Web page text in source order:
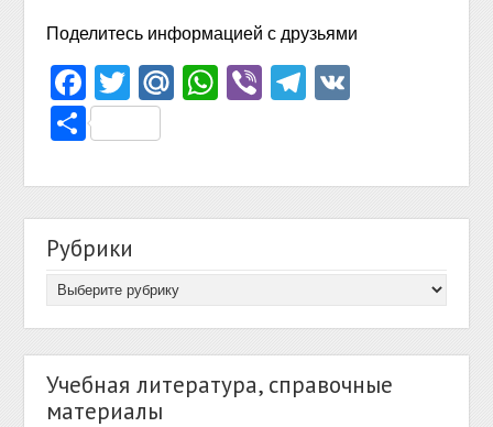
Поделитесь информацией с друзьями
Facebook
TwitterMail.Ru
WhatsApp
ViberTelegram
Отправить
Рубрики
Учебная литература, справочные
материалы